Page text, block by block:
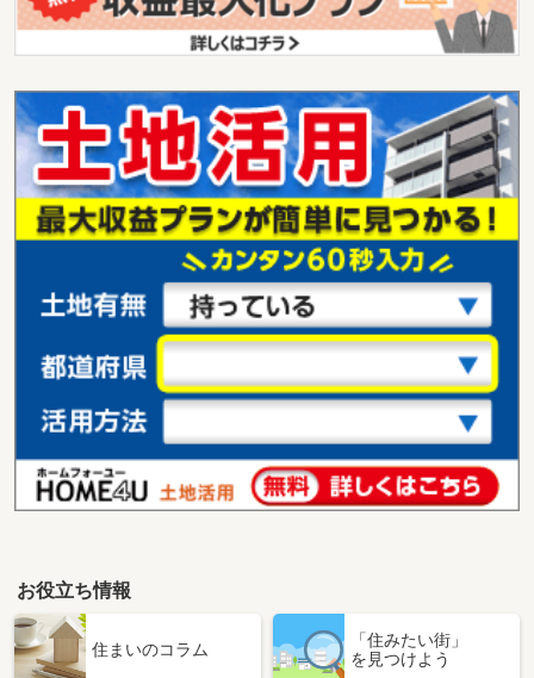
お役立ち情報
住まいのコラム
「住みたい街」
を見つけよう